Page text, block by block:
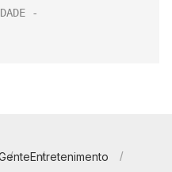
Entretenimento